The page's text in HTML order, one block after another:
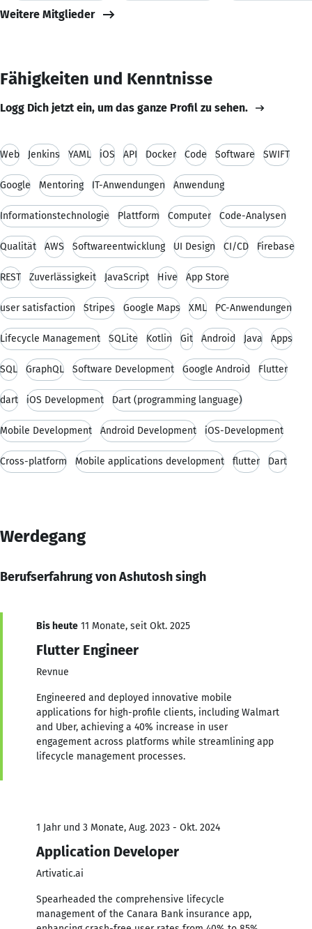
Weitere Mitglieder
Fähigkeiten und Kenntnisse
Logg Dich jetzt ein, um das ganze Profil zu sehen.
Web Jenkins YAML iOS API Docker Code Software SWIFT
Google Mentoring IT-Anwendungen Anwendung
Informationstechnologie Plattform Computer Code-Analysen
Qualität AWS Softwareentwicklung UI Design CI/CD Firebase
REST Zuverlässigkeit JavaScript Hive App Store
user satisfaction Stripes Google Maps XML PC-Anwendungen
Lifecycle Management SQLite Kotlin Git Android Java Apps
SQL GraphQL Software Development Google Android Flutter
dart iOS Development Dart (programming language)
Mobile Development Android Development iOS-Development
Cross-platform Mobile applications development flutter Dart
Werdegang
Berufserfahrung von Ashutosh singh
Bis heute 11 Monate, seit Okt. 2025
Flutter Engineer
Revnue
Engineered and deployed innovative mobile
applications for high-profile clients, including Walmart
and Uber, achieving a 40% increase in user
engagement across platforms while streamlining app
lifecycle management processes.
1 Jahr und 3 Monate, Aug. 2023 - Okt. 2024
Application Developer
Artivatic.ai
Spearheaded the comprehensive lifecycle
management of the Canara Bank insurance app,